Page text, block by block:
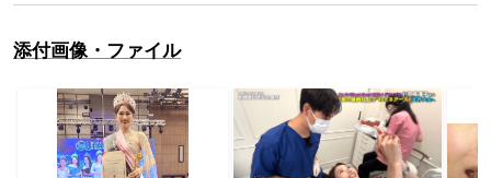
添付画像・ファイル